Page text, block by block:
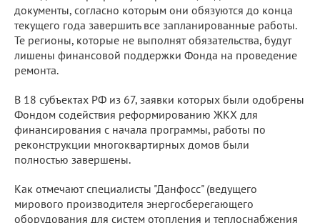
документы, согласно которым они обязуются до конца
текущего года завершить все запланированные работы.
Те регионы, которые не выполнят обязательства, будут
лишены финансовой поддержки Фонда на проведение
ремонта.
В 18 субъектах РФ из 67, заявки которых были одобрены
Фондом содействия реформированию ЖКХ для
финансирования с начала программы, работы по
реконструкции многоквартирных домов были
полностью завершены.
Как отмечают специалисты "Данфосс" (ведущего
мирового производителя энергосберегающего
оборудования для систем отопления и теплоснабжения